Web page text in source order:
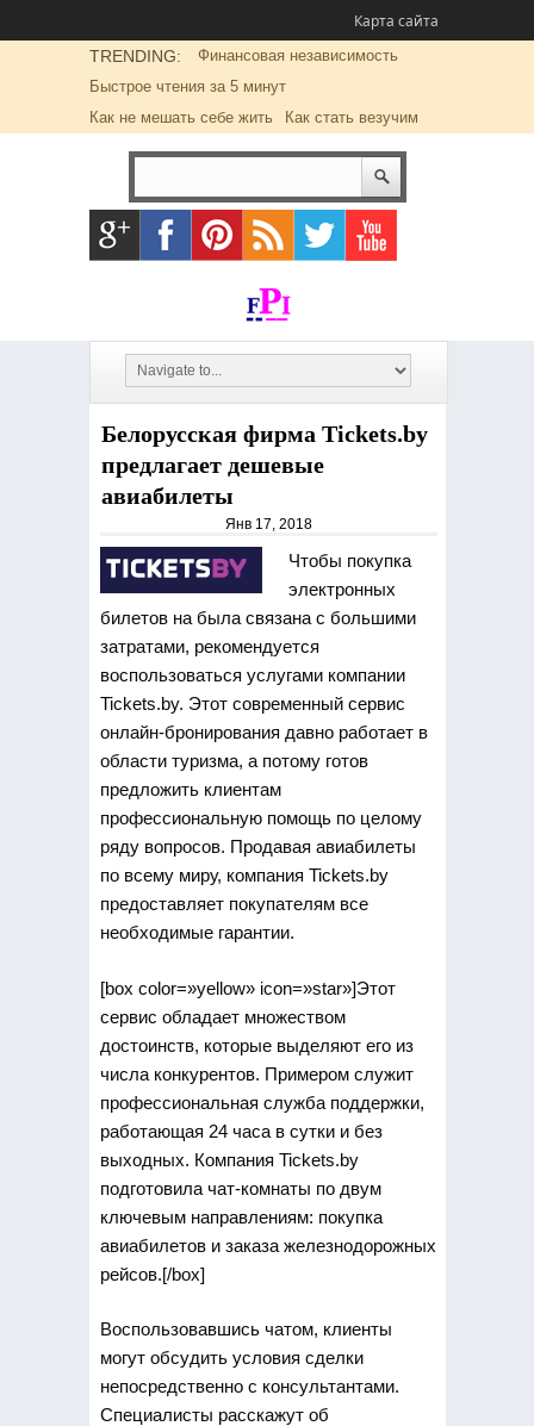
Карта сайта
TRENDING:
Финансовая независимость
Быстрое чтения за 5 минут
Как не мешать себе жить
Как стать везучим
Белорусская фирма Tickets.by
предлагает дешевые
авиабилеты
Янв 17, 2018
Чтобы покупка
электронных
билетов на была связана с большими
затратами, рекомендуется
воспользоваться услугамикомпании
Tickets.by. Этот современный сервис
онлайн-бронирования давно работает в
области туризма, а потому готов
предложить клиентам
профессиональную помощь по целому
ряду вопросов. Продавая авиабилеты
по всему миру, компания Tickets.by
предоставляет покупателям все
необходимые гарантии.
[box color=»yellow» icon=»star»]Этот
сервис обладает множеством
достоинств, которые выделяют его из
числа конкурентов. Примером служит
профессиональная служба поддержки,
работающая 24 часа в сутки и без
выходных. Компания Tickets.by
подготовила чат-комнаты по двум
ключевым направлениям: покупка
авиабилетов и заказа железнодорожных
рейсов.[/box]
Воспользовавшись чатом, клиенты
могут обсудить условия сделки
непосредственно с консультантами.
Специалисты расскажут об